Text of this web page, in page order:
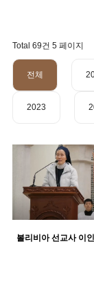
Total 69건 5 페이지
전체
2023
볼리비아 선교사 이